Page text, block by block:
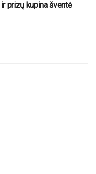
prizų kupina šventė